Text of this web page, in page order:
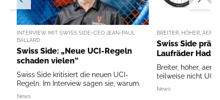
INTERVIEW MIT SWISS SIDE-CEO JEAN-PAUL
BALLARD
Swiss Side: „Neue UCI-Regeln
schaden vielen“
Swiss Side kritisiert die neuen UCI-
Regeln. Im Interview sagen sie, warum.
News
BREITER, HÖHER,
Swiss Side
Laufräder
Breiter, höher,
teilweise nicht
News